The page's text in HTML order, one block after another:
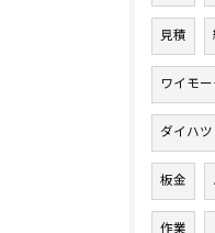
見積
ワイモ
ダイハツ
板金